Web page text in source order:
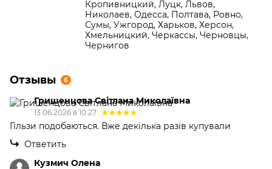
Кропивницкий, Луцк, Львов,
Николаев, Одесса, Полтава, Ровно,
Сумы, Ужгород, Харьков, Херсон,
Хмельницкий, Черкассы, Черновцы,
Чернигов
Отзывы 6
Гришенцова Світлана Миколаївна
13.06.2026 в 10:27
Гільзи подобаються. Вже декілька разів купували
Ответить
Кузмич Олена